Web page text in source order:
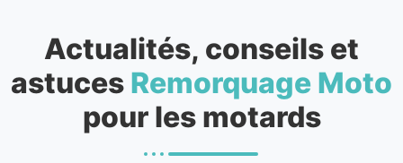
Actualités, conseils et
astuces Remorquage Moto
pour les motards